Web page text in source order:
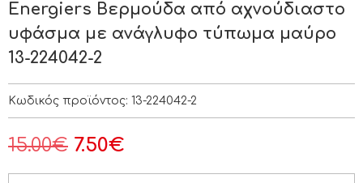
Energiers Βερμούδα από αχνούδιαστο
υφάσμα με ανάγλυφο τύπωμα μαύρο
13-224042-2
Κωδικός προϊόντος: 13-224042-2
15.00€ 7.50€